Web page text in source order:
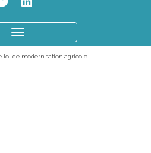
loi de modernisation agricole